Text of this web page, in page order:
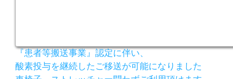
『患者等搬送事業』認定に伴い、
酸素投与を継続したご移送が可能になりました